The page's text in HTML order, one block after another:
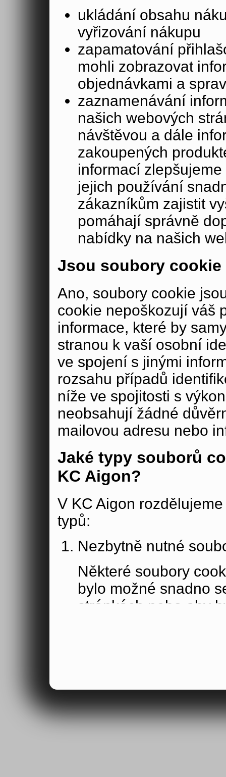
ukládání obsahu
vyřizování nákupu
zapamatování
mohli zobrazovat
objednávkami a
zaznamenávání
našich webových
návštěvou a dále
zakoupených
informací
jejich používání
zákazníkům zajistit
pomáhají správně
nabídky na našich
Jsou soubory cookie
Ano, soubory cookie
cookie nepoškozují váš
informace, které by
stranou k vaší osobní
ve spojení s jinými
rozsahu případů
níže ve spojitosti s
neobsahují žádné
mailovou adresu nebo
Jaké typy souborů
KC Aigon?
V KC Aigon
typů:
Nezbytně nutné
Některé soubory
bylo možné snadno
stránkách nebo aby
Výkonové soubory
tom, jak používáte